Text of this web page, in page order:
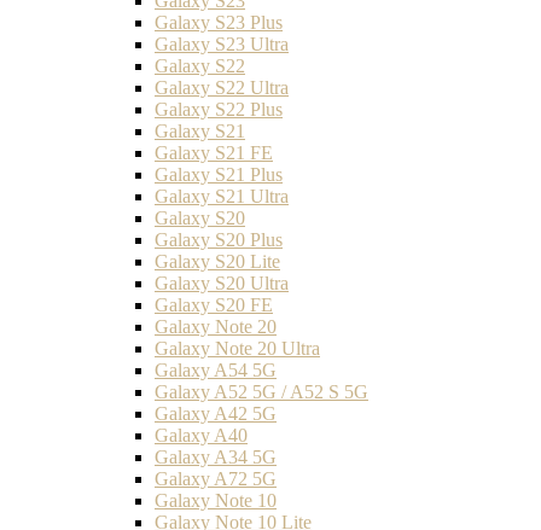
Galaxy S23 Plus
Galaxy S23 Ultra
Galaxy S22
Galaxy S22 Ultra
Galaxy S22 Plus
Galaxy S21
Galaxy S21 FE
Galaxy S21 Plus
Galaxy S21 Ultra
Galaxy S20
Galaxy S20 Plus
Galaxy S20 Lite
Galaxy S20 Ultra
Galaxy S20 FE
Galaxy Note 20
Galaxy Note 20 Ultra
Galaxy A54 5G
Galaxy A52 5G / A52 S 5G
Galaxy A42 5G
Galaxy A40
Galaxy A34 5G
Galaxy A72 5G
Galaxy Note 10
Galaxy Note 10 Lite